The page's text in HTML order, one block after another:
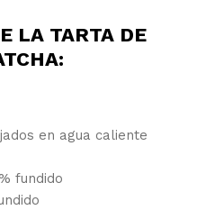
LA TARTA DE
en agua caliente
fundido